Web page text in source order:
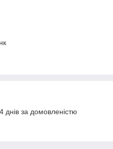
за домовленістю